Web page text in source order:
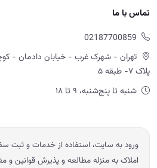
تماس با ما
02187700859
تهران - شهرک غرب - خیابان دادمان -
پلاک ۷- طبقه ۵
شنبه تا پنج‌شنبه، ۹ تا ۱۸
ورود به سایت، استفاده از خدمات و ثبت
املاک به منزله مطالعه و پذیرش قوانین و